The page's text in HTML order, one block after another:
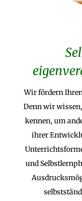
Wir fördern
Denn wir
kennen, um
ihrer
und